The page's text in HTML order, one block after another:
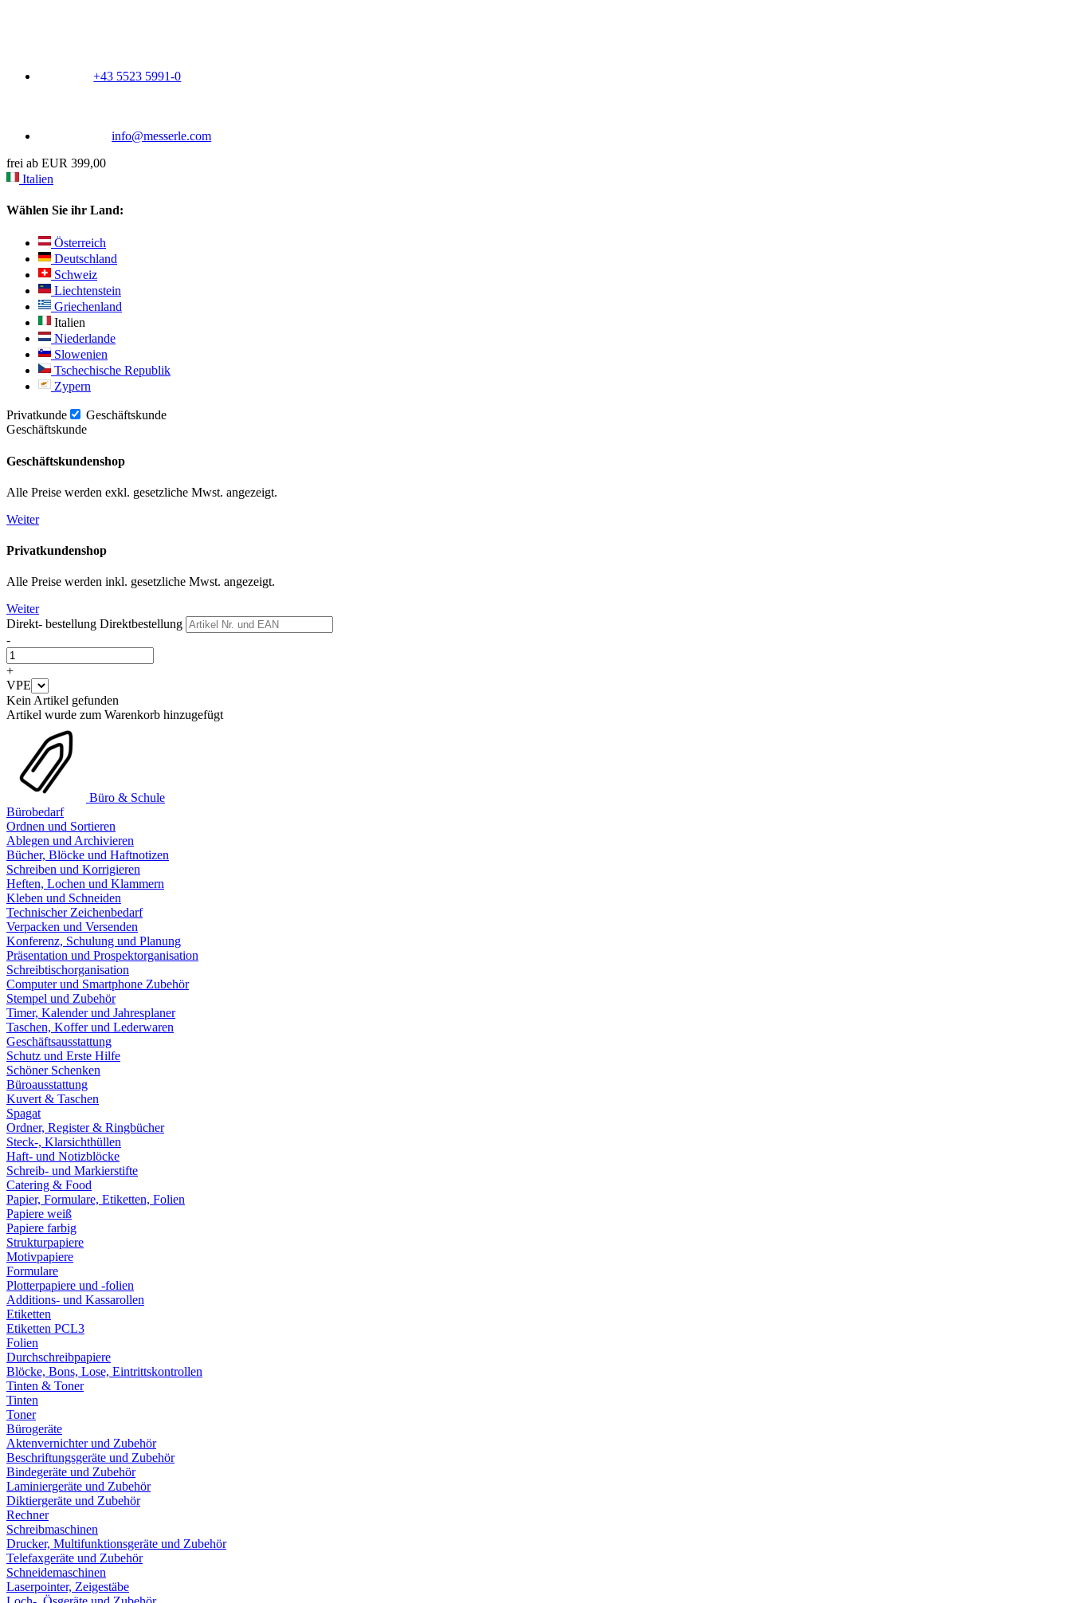
+43 5523 5991-0
info@messerle.com
frei ab EUR 399,00
Italien
Wählen Sie ihr Land:
Österreich
Deutschland
Schweiz
Liechtenstein
Griechenland
Italien
Niederlande
Slowenien
Tschechische Republik
Zypern
Privatkunde
Geschäftskunde
Geschäftskunde
Geschäftskundenshop
Alle Preise werden exkl. gesetzliche Mwst. angezeigt.
Weiter
Privatkundenshop
Alle Preise werden inkl. gesetzliche Mwst. angezeigt.
Weiter
Direkt- bestellung Direktbestellung
-
+
VPE
Kein Artikel gefunden
Artikel wurde zum Warenkorb hinzugefügt
Büro & Schule
Bürobedarf
Ordnen und Sortieren
Ablegen und Archivieren
Bücher, Blöcke und Haftnotizen
Schreiben und Korrigieren
Heften, Lochen und Klammern
Kleben und Schneiden
Technischer Zeichenbedarf
Verpacken und Versenden
Konferenz, Schulung und Planung
Präsentation und Prospektorganisation
Schreibtischorganisation
Computer und Smartphone Zubehör
Stempel und Zubehör
Timer, Kalender und Jahresplaner
Taschen, Koffer und Lederwaren
Geschäftsausstattung
Schutz und Erste Hilfe
Schöner Schenken
Büroausstattung
Kuvert & Taschen
Spagat
Ordner, Register & Ringbücher
Steck-, Klarsichthüllen
Haft- und Notizblöcke
Schreib- und Markierstifte
Catering & Food
Papier, Formulare, Etiketten, Folien
Papiere weiß
Papiere farbig
Strukturpapiere
Motivpapiere
Formulare
Plotterpapiere und -folien
Additions- und Kassarollen
Etiketten
Etiketten PCL3
Folien
Durchschreibpapiere
Blöcke, Bons, Lose, Eintrittskontrollen
Tinten & Toner
Tinten
Toner
Bürogeräte
Aktenvernichter und Zubehör
Beschriftungsgeräte und Zubehör
Bindegeräte und Zubehör
Laminiergeräte und Zubehör
Diktiergeräte und Zubehör
Rechner
Schreibmaschinen
Drucker, Multifunktionsgeräte und Zubehör
Telefaxgeräte und Zubehör
Schneidemaschinen
Laserpointer, Zeigestäbe